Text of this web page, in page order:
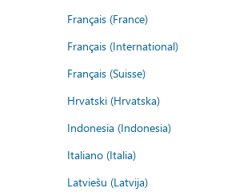
Français (France)
Français (International)
Français (Suisse)
Hrvatski (Hrvatska)
Indonesia (Indonesia)
Italiano (Italia)
Latviešu (Latvija)